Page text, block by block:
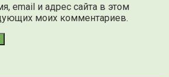
email и адрес сайта в этом
моих комментариев.